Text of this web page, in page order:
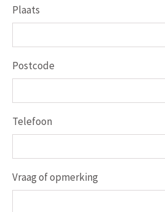
Plaats
Postcode
Telefoon
Vraag of opmerking